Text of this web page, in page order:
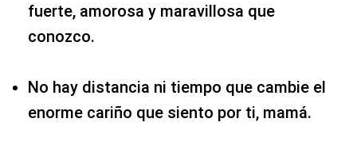
fuerte, amorosa y maravillosa que
conozco.
No hay distancia ni tiempo que cambie el
enorme cariño que siento por ti, mamá.